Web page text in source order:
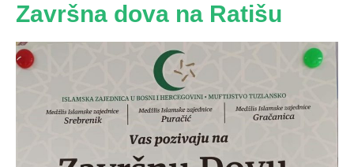
Završna dova na Ratišu